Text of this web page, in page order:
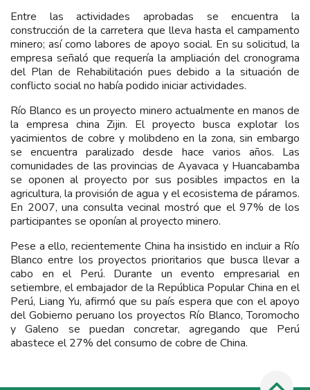
Entre las actividades aprobadas se encuentra la
construcción de la carretera que lleva hasta el campamento
minero; así como labores de apoyo social. En su solicitud, la
empresa señaló que requería la ampliación del cronograma
del Plan de Rehabilitación pues debido a la situación de
conflicto social no había podido iniciar actividades.
Río Blanco es un proyecto minero actualmente en manos de
la empresa china Zijin. El proyecto busca explotar los
yacimientos de cobre y molibdeno en la zona, sin embargo
se encuentra paralizado desde hace varios años. Las
comunidades de las provincias de Ayavaca y Huancabamba
se oponen al proyecto por sus posibles impactos en la
agricultura, la provisión de agua y el ecosistema de páramos.
En 2007, una consulta vecinal mostró que el 97% de los
participantes se oponían al proyecto minero.
Pese a ello, recientemente China ha insistido en incluir a Río
Blanco entre los proyectos prioritarios que busca llevar a
cabo en el Perú. Durante un evento empresarial en
setiembre, el embajador de la República Popular China en el
Perú, Liang Yu, afirmó que su país espera que con el apoyo
del Gobierno peruano los proyectos Río Blanco, Toromocho
y Galeno se puedan concretar, agregando que Perú
abastece el 27% del consumo de cobre de China.